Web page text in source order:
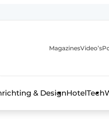
MagazinesVideo’s
& DesignHotelTech